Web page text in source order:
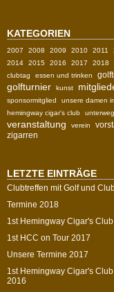
KATEGORIEN
2007 2008 2009 2010 2011
2014
2015 2016 2017 2018
clubtag
essen und trinken
golfturnier kunst
sponsormitglied
unsere damen
hemingway cigar's club
veranstaltung verein
zigarren
LETZTE EINTRÄGE
Clubtreffen mit Golf und
Termine 2018
1st Hemingway Cigar's
1st HCC on Tour 2017
Unsere Termine 2017
1st Hemingway Cigar's
2016